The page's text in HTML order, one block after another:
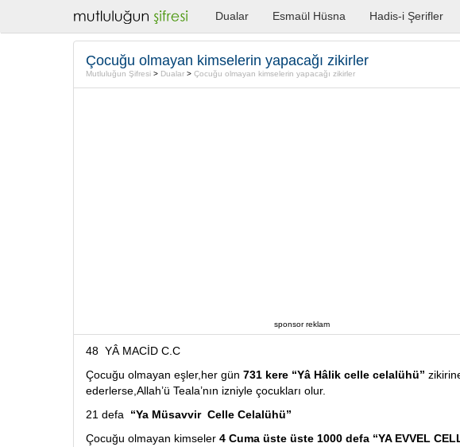
Dualar Esmaül Hüsna Hadis-i Şerifler
Çocuğu olmayan kimselerin yapacağı zikirler
Mutluluğun Şifresi > Dualar > Çocuğu olmayan kimselerin yapacağı zikirler
sponsor reklam
48 YÂ MACİD C.C
Çocuğu olmayan eşler,her gün 731 kere “Yâ Hâlik celle celalühü”
ederlerse,Allah’ü Teala’nın izniyle çocukları olur.
21 defa “Ya Müsavvir Celle Celalühü”
Çocuğu olmayan kimseler 4 Cuma üste üste 1000 defa “YA EVVEL